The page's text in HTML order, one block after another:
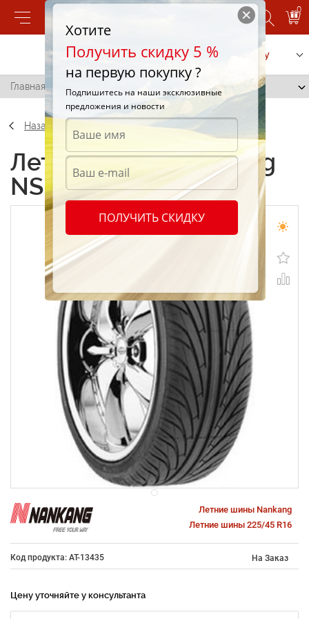
0
Позвонить Заказать услугу
Главная /
Назад
Летние шины Nankang
NS-2 225/45 R16 89W
Летние шины Nankang
Летние шины 225/45 R16
Код продукта: AT-13435 На Заказ
Цену уточняйте у консультанта
Хотите
Получить скидку 5 %
на первую покупку ?
Подпишитесь на наши эксклюзивные
предложения и новости
ПОЛУЧИТЬ СКИДКУ